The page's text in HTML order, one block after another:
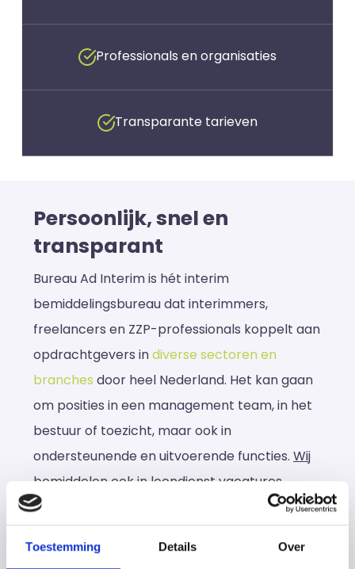
Toestemming Details Over
Professionals en organisaties
Transparante tarieven
Persoonlijk, snel en
transparant
Bureau Ad Interim is hét interim
bemiddelingsbureau dat interimmers,
freelancers en ZZP-professionals koppelt aan
opdrachtgevers indiverse sectoren en
branches door heel Nederland. Het kan gaan
om posities in een management team, in het
bestuur of toezicht, maar ook in
ondersteunende en uitvoerende functies. Wij
bemiddelen ook in loondienst vacatures
Wij hebben door de jarenlange ervaring een
groot netwerk van professionals en